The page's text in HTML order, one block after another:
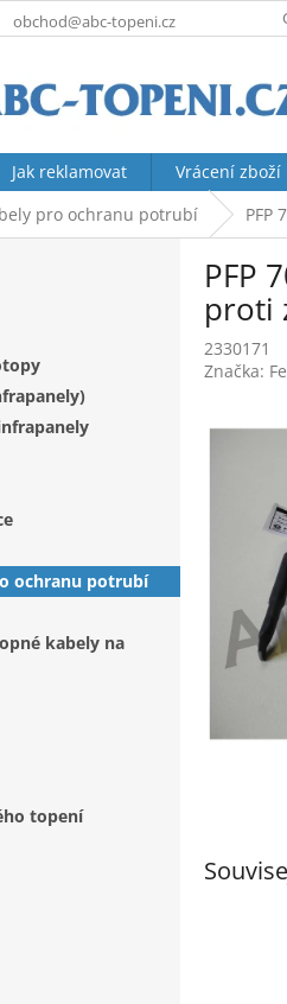
obchod@abc-topeni.cz
Jak reklamovat Vrácení zboží
pro ochranu potrubí PFP
ochranu potrubí
kabely na
topení
PFP
proti
2330171
Značka: